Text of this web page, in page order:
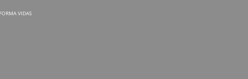
VIDAS